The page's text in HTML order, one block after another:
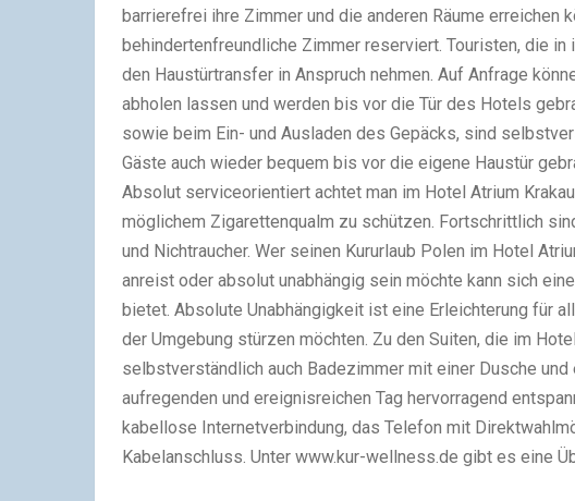
barrierefrei ihre Zimmer und die anderen Räume erreichen
behindertenfreundliche Zimmer reserviert. Touristen, die
den Haustürtransfer in Anspruch nehmen. Auf Anfrage
abholen lassen und werden bis vor die Tür des Hotels
sowie beim Ein- und Ausladen des Gepäcks, sind
Gäste auch wieder bequem bis vor die eigene Haustür
Absolut serviceorientiert achtet man im Hotel Atrium
möglichem Zigarettenqualm zu schützen. Fortschrittlich
und Nichtraucher. Wer seinen Kururlaub Polen im Hotel
anreist oder absolut unabhängig sein möchte kann sich
bietet. Absolute Unabhängigkeit ist eine Erleichterung für
der Umgebung stürzen möchten. Zu den Suiten, die im
selbstverständlich auch Badezimmer mit einer Dusche
aufregenden und ereignisreichen Tag hervorragend
kabellose Internetverbindung, das Telefon mit
Kabelanschluss. Unter www.kur-wellness.de gibt es eine